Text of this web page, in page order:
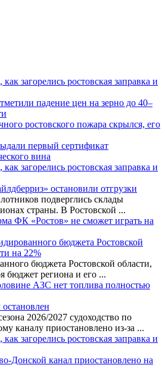
загорелись ростовская заправка и
падение цен на зерно до 40–
ростовского пожара скрылся, его
первый сертификат
вина
загорелись ростовская заправка и
остановили отгрузки
подверглись склады
страны. В Ростовской ...
ФК «Ростов» не сможет играть на
бюджета Ростовской
на 22%
бюджета Ростовской области,
бюджет региона и его ...
АЗС нет топлива полностью
2026/2027 судоходство по
каналу приостановлено из-за ...
загорелись ростовская заправка и
Донской канал приостановлено на